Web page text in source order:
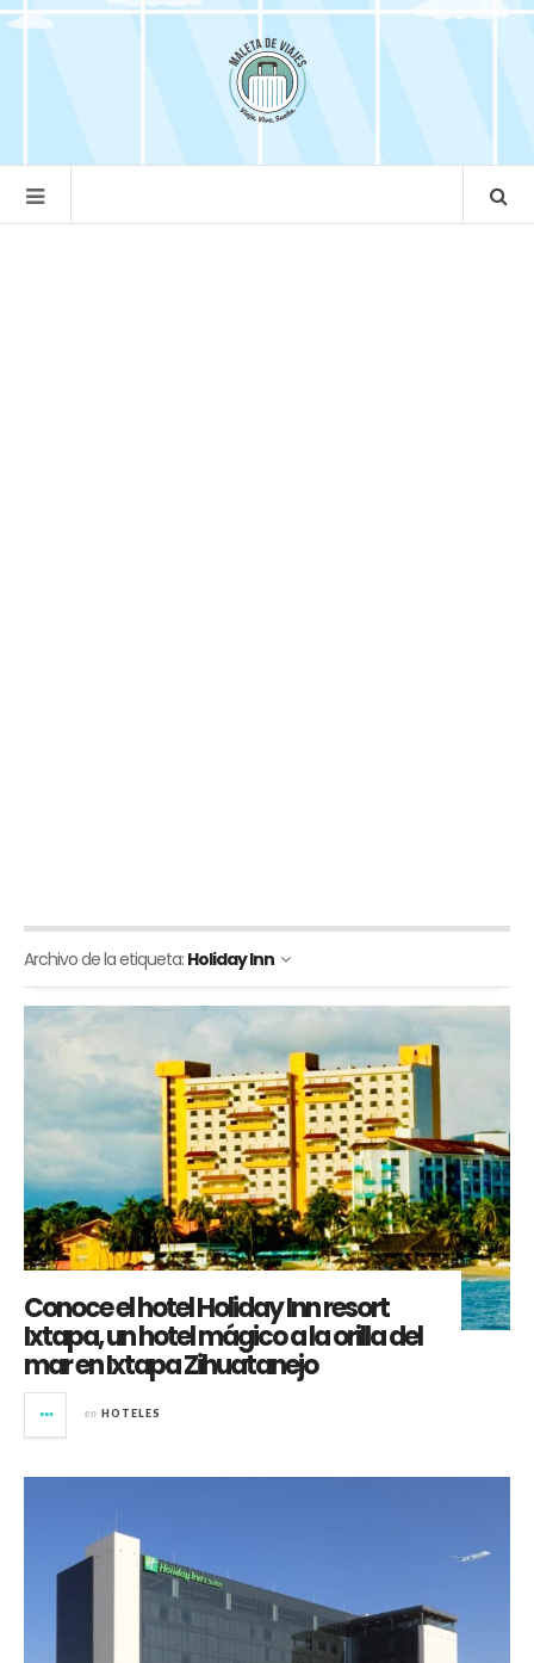
Archivo de la etiqueta: Holiday Inn
Conoce el hotel Holiday Inn resort
Ixtapa, un hotel mágico a la orilla del
mar en Ixtapa Zihuatanejo
en HOTELES